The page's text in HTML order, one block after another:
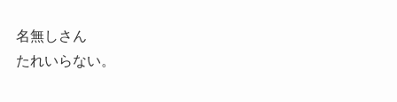
名無しさん
たれいらない。